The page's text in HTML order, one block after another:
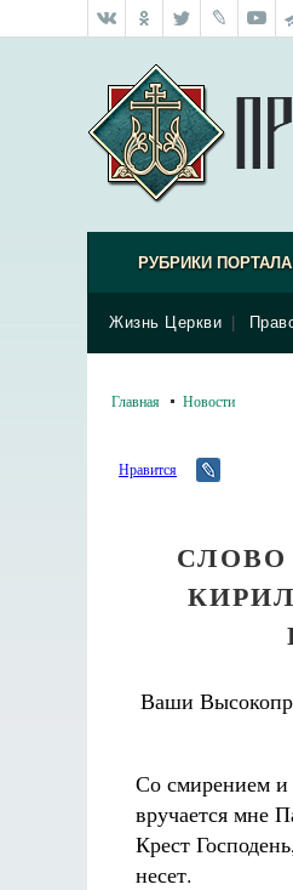
РУБРИКИ ПОРТАЛА
Жизнь Церкви
Главная Новости
Нравится
Ваши
Со смирением и
вручается мне
Крест
несет.